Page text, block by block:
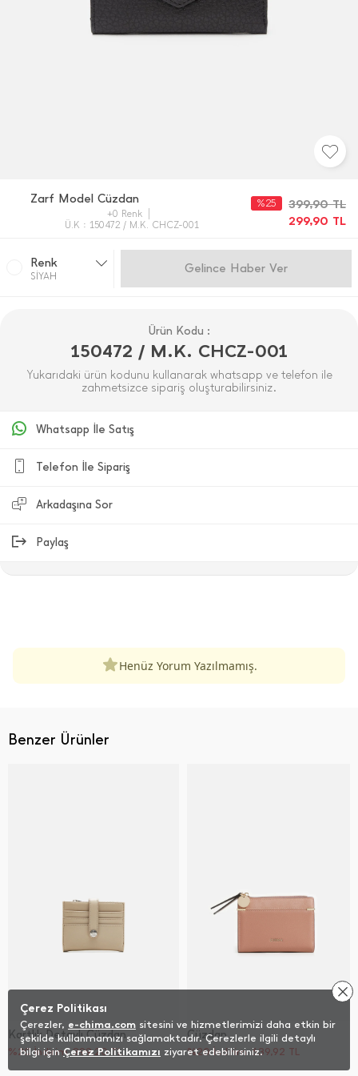
Zarf Model Cüzdan
+0 Renk
Ü.K : 150472 / M.K. CHCZ-001
399,90TL
299,90 TL
%25
Renk
SİYAH
Gelince Haber Ver
Ürün Kodu :
150472 / M.K. CHCZ-001
Yukarıdaki ürün kodunu kullanarak whatsapp ve telefon ile
zahmetsizce sipariş oluşturabilirsiniz.
Whatsapp İle Satış
Telefon İle Sipariş
Arkadaşına Sor
Paylaş
Henüz Yorum Yazılmamış.
Benzer Ürünler
Kartlık Detaylı Cüzdan
%20 İndirim 399,20TL
Cüzdan
%20 İndirim 639,92 TL
Çerez Politikası
Çerezler, e-chima.com sitesini ve hizmetlerimizi daha etkin bir
şekilde kullanmamızı sağlamaktadır. Çerezlerle ilgili detaylı
bilgi içinÇerez Politikamızı ziyaret edebilirsiniz.